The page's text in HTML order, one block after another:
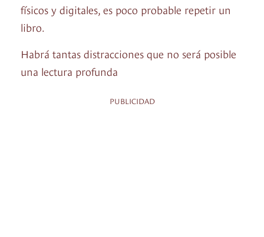
físicos y digitales, es poco probable repetir un
libro.
Habrá tantas distracciones que no será posible
una lectura profunda
PUBLICIDAD